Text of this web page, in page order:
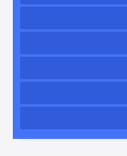
منتشر شد